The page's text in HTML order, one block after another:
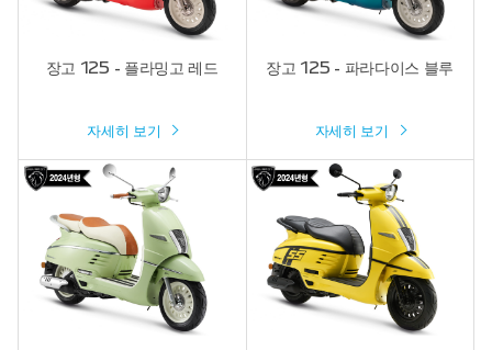
장고 125 - 플라밍고 레드
자세히 보기
장고 125 - 파라다이스 블루
자세히 보기